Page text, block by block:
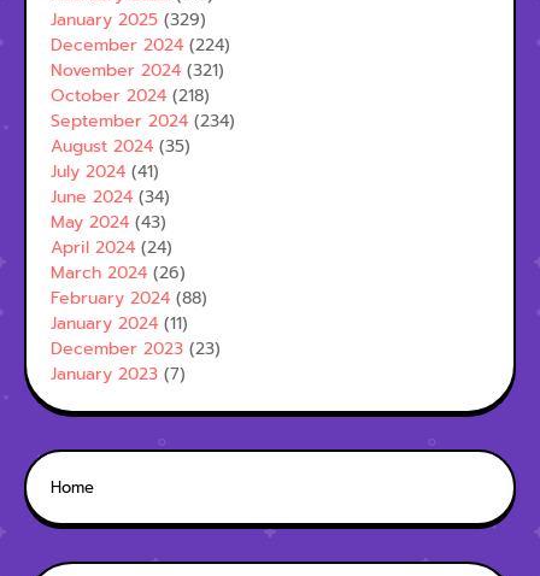
January 2025 (329)
December 2024 (224)
November 2024 (321)
October 2024 (218)
September 2024 (234)
August 2024 (35)
July 2024 (41)
June 2024 (34)
May 2024 (43)
April 2024 (24)
March 2024 (26)
February 2024 (88)
January 2024 (11)
December 2023 (23)
January 2023 (7)
Home